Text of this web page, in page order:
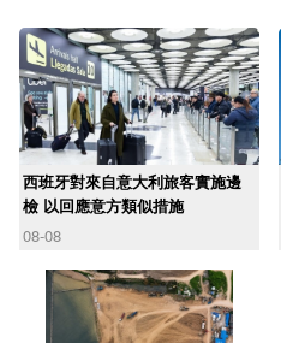
西班牙對來自意大利旅客實施邊
檢 以回應意方類似措施
08-08